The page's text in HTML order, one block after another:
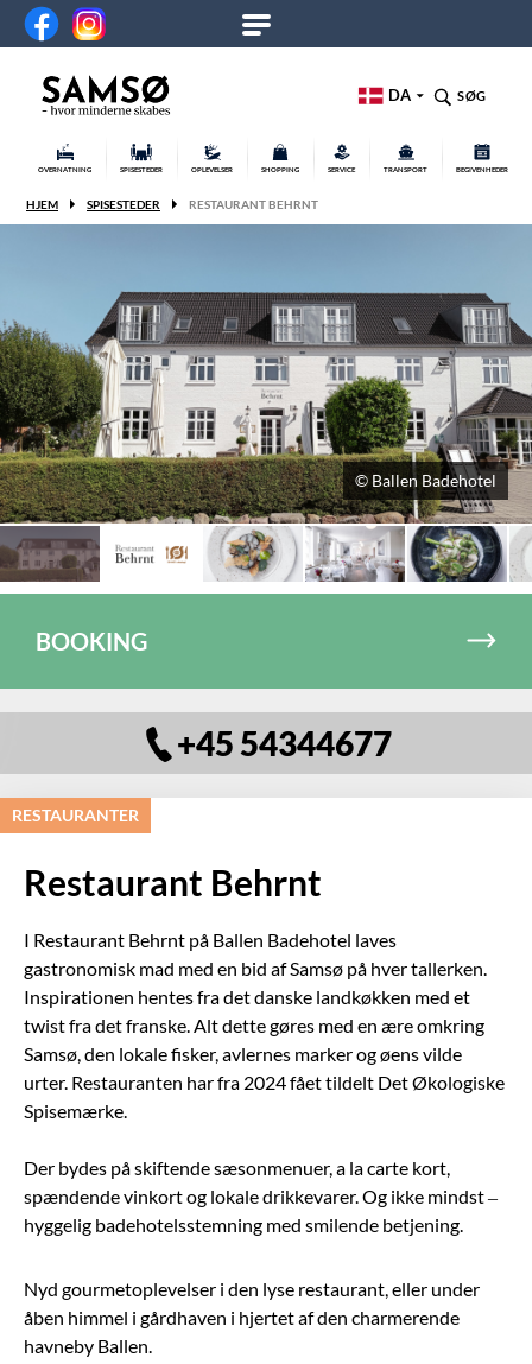
DA SØG
OVERNATNING SPISESTEDER OPLEVELSER SHOPPING SERVICE TRANSPORT BEGIVENHEDER
HJEM SPISESTEDER RESTAURANT BEHRNT
© Ballen Badehotel
BOOKING
+45 54344677
RESTAURANTER
Restaurant Behrnt
I Restaurant Behrnt på Ballen Badehotel laves
gastronomisk mad med en bid af Samsø på hver tallerken.
Inspirationen hentes fra det danske landkøkken med et
twist fra det franske. Alt dette gøres med en ære omkring
Samsø, den lokale fisker, avlernes marker og øens vilde
urter. Restauranten har fra 2024 fået tildelt Det Økologiske
Spisemærke.
Der bydes på skiftende sæsonmenuer, a la carte kort,
spændende vinkort og lokale drikkevarer. Og ikke mindst –
hyggelig badehotelsstemning med smilende betjening.
Nyd gourmetoplevelser i den lyse restaurant, eller under
åben himmel i gårdhaven i hjertet af den charmerende
havneby Ballen.